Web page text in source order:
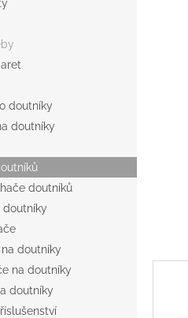
doutníky
doutníky
doutníků
doutníky
doutníky
na doutníky
doutníky